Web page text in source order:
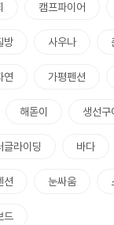
캠프파이어
방 사우나
연 가평펜션
해돋이 생선구
글라이딩 바다
션 눈싸움
드